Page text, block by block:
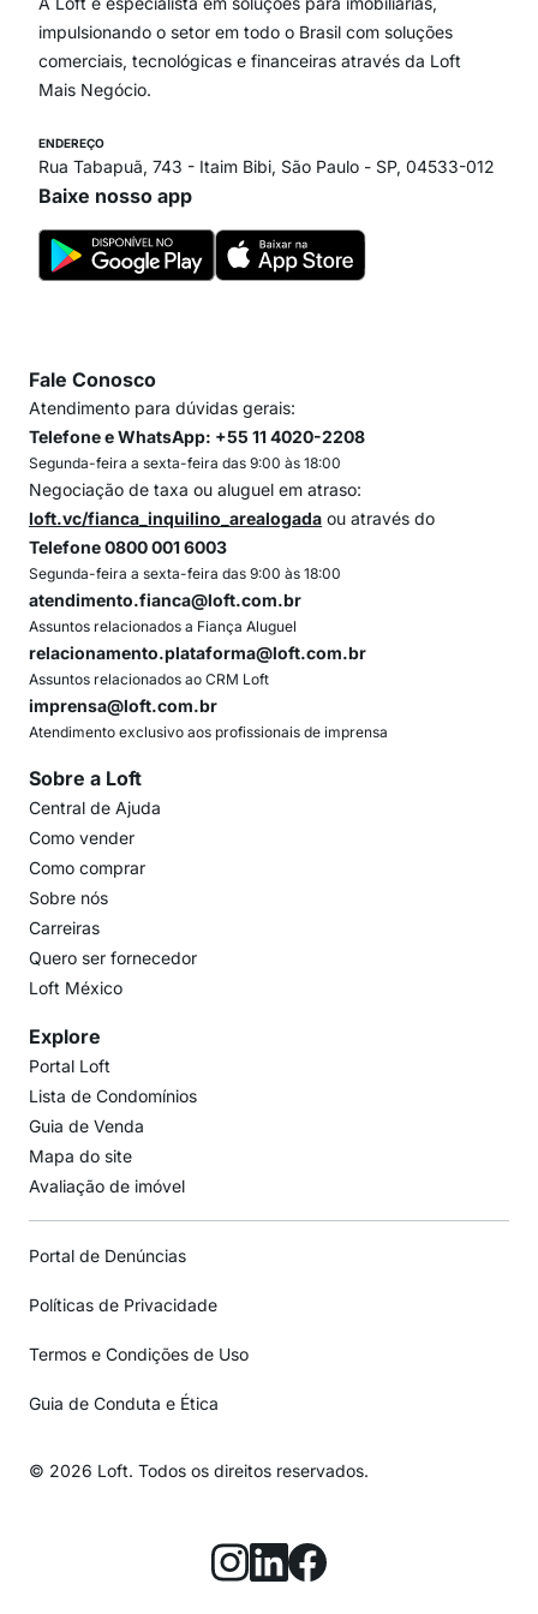
Itaim Bibi
impulsionando o setor em todo o Brasil com soluções
comerciais, tecnológicas e financeiras através da Loft
Mais Negócio.
ENDEREÇO
Rua Tabapuã, 743 - Itaim Bibi, São Paulo - SP, 04533-012
Baixe nosso app
Fale Conosco
Atendimento para dúvidas gerais:
Telefone e WhatsApp: +55 11 4020-2208
Segunda-feira a sexta-feira das 9:00 às 18:00
Negociação de taxa ou aluguel em atraso:
loft.vc/fianca_inquilino_arealogada ou através do
Telefone 0800 001 6003
Segunda-feira a sexta-feira das 9:00 às 18:00
atendimento.fianca@loft.com.br
Assuntos relacionados a Fiança Aluguel
relacionamento.plataforma@loft.com.br
Assuntos relacionados ao CRM Loft
imprensa@loft.com.br
Atendimento exclusivo aos profissionais de imprensa
Sobre a Loft
Central de Ajuda
Como vender
Como comprar
Sobre nós
Carreiras
Quero ser fornecedor
Loft México
Explore
Portal Loft
Lista de Condomínios
Guia de Venda
Mapa do site
Avaliação de imóvel
Portal de Denúncias
Políticas de Privacidade
Termos e Condições de Uso
Guia de Conduta e Ética
© 2026 Loft. Todos os direitos reservados.